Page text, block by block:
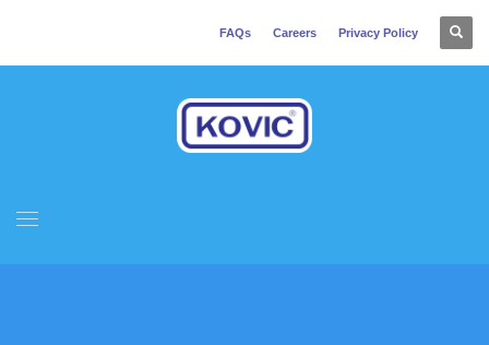
FAQs Careers Privacy Policy